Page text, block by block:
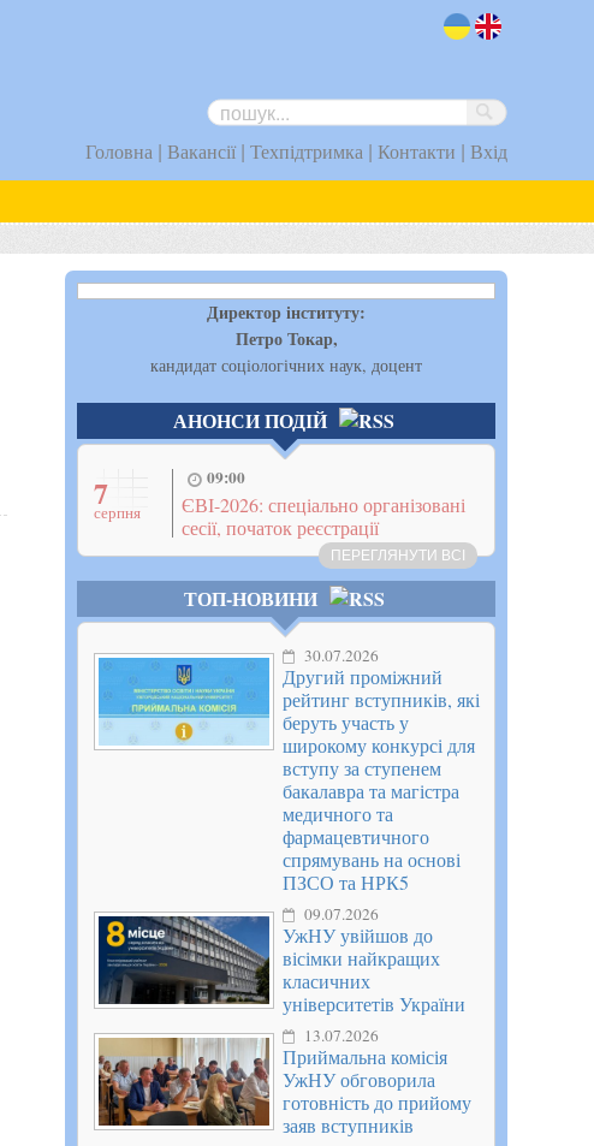
Головна | Вакансії| Техпідтримка | Контакти | Вхід
Директор інституту:
Петро Токар,
кандидат соціологічних наук, доцент
АНОНСИ ПОДІЙ
7
серпня
09:00
ЄВІ-2026: спеціально організовані
сесії, початок реєстрації
ПЕРЕГЛЯНУТИ ВСІ
ТОП-НОВИНИ
30.07.2026
Другий проміжний
рейтинг вступників, які
беруть участь у
широкому конкурсі для
вступу за ступенем
бакалавра та магістра
медичного та
фармацевтичного
спрямувань на основі
ПЗСО та НРК5
09.07.2026
УжНУ увійшов до
вісімки найкращих
класичних
університетів України
13.07.2026
Приймальна комісія
УжНУ обговорила
готовність до прийому
заяв вступників